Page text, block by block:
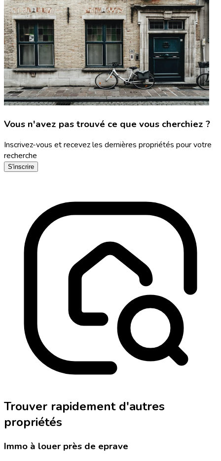
Vous n'avez pas trouvé ce que vous cherchiez ?
Inscrivez-vous et recevez les dernières propriétés pour votre
recherche
S'inscrire
Trouver rapidement d'autres
propriétés
Immo à louer près de eprave